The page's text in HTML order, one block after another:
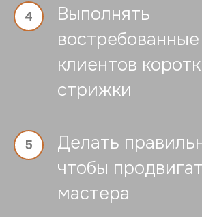
Выполнять
клиентов
стрижки
Делать
чтобы
мастера